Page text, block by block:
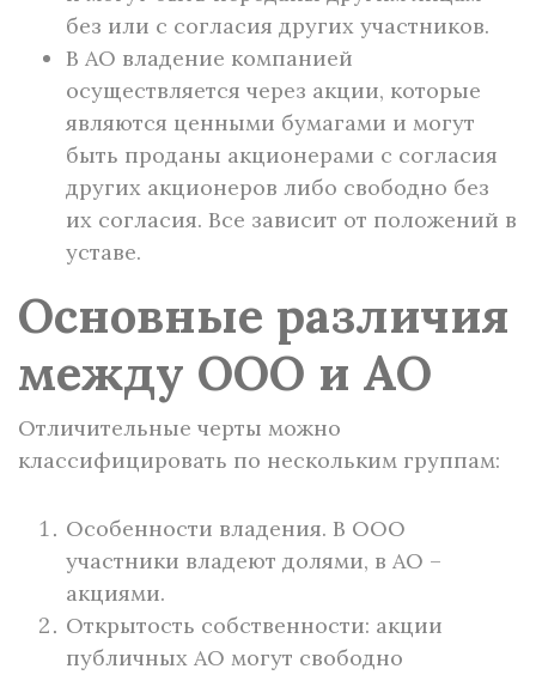
без или с согласия других участников.
В АО владение компанией
осуществляется через акции, которые
являются ценными бумагами и могут
быть проданы акционерами с согласия
других акционеров либо свободно без
их согласия. Все зависит от положений в
уставе.
Основные различия
между ООО и АО
Отличительные черты можно
классифицировать по нескольким группам:
Особенности владения. В ООО
участники владеют долями, в АО –
акциями.
Открытость собственности: акции
публичных АО могут свободно